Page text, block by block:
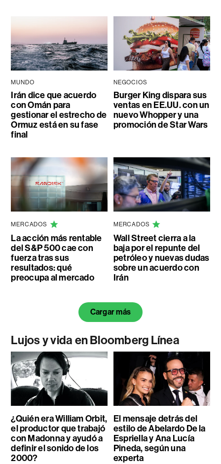
MUNDO
Irán dice que acuerdo
con Omán para
gestionar el estrecho de
Ormuz está en su fase
final
NEGOCIOS
Burger King dispara sus
ventas en EE.UU. con un
nuevo Whopper y una
promoción de Star Wars
MERCADOS
La acción más rentable
del S&P 500 cae con
fuerza tras sus
resultados: qué
preocupa al mercado
MERCADOS
Wall Street cierra a la
baja por el repunte del
petróleo y nuevas dudas
sobre un acuerdo con
Irán
Cargar más
Lujos y vida en Bloomberg Línea
¿Quién era William Orbit,
el productor que trabajó
con Madonna y ayudó a
definir el sonido de los
2000?
El mensaje detrás del
estilo de Abelardo De la
Espriella y Ana Lucía
Pineda, según una
experta